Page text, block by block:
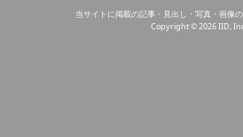
当サイトに掲載の記事・見出し・写真・画像
Copyright © 2026 IID,